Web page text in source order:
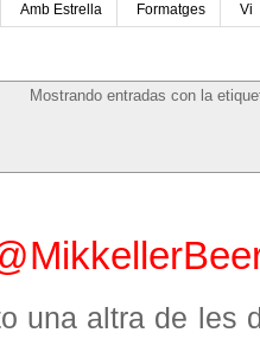
Amb Estrella Formatges Vi
Mostrando entradas con la
una altra de les